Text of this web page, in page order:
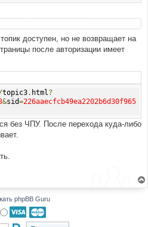
доступен, но не возвращает на
после авторизации имеет
topic3. html?
&sid=226aaecfcb49ea2202b6d30f965
без ЧПУ. После перехода куда-либо
phpBB Guru